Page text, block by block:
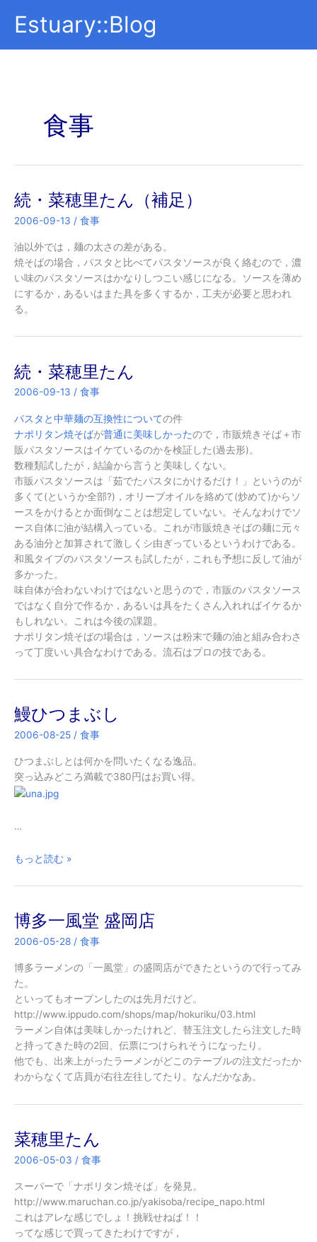
Estuary::Blog
食事
続・菜穂里たん（補足）
2006-09-13 / 食事
油以外では，麺の太さの差がある。
焼そばの場合，パスタと比べてパスタソースが良く絡むので，濃
い味のパスタソースはかなりしつこい感じになる。ソースを薄め
にするか，あるいはまた具を多くするか，工夫が必要と思われ
る。
続・菜穂里たん
2006-09-13 / 食事
パスタと中華麺の互換性についての件
ナポリタン焼そばが普通に美味しかったので，市販焼きそば＋市
販パスタソースはイケているのかを検証した(過去形)。
数種類試したが，結論から言うと美味しくない。
市販パスタソースは「茹でたパスタにかけるだけ！」というのが
多くて(というか全部?)，オリーブオイルを絡めて(炒めて)からソ
ースをかけるとか面倒なことは想定していない。そんなわけでソ
ース自体に油が結構入っている。これが市販焼きそばの麺に元々
ある油分と加算されて激しくシ由ぎっているというわけである。
和風タイプのパスタソースも試したが，これも予想に反して油が
多かった。
味自体が合わないわけではないと思うので，市販のパスタソース
ではなく自分で作るか，あるいは具をたくさん入れればイケるか
もしれない。これは今後の課題。
ナポリタン焼そばの場合は，ソースは粉末で麺の油と組み合わさ
って丁度いい具合なわけである。流石はプロの技である。
鰻ひつまぶし
2006-08-25 / 食事
ひつまぶしとは何かを問いたくなる逸品。
突っ込みどころ満載で380円はお買い得。
…
鰻
つ
ぶ
し
もっと読む »
博多一風堂 盛岡店
2006-05-28 / 食事
博多ラーメンの「一風堂」の盛岡店ができたというので行ってみ
た。
といってもオープンしたのは先月だけど。
http://www.ippudo.com/shops/map/hokuriku/03.html
ラーメン自体は美味しかったけれど、替玉注文したら注文した時
と持ってきた時の2回、伝票につけられそうになったり。
他でも、出来上がったラーメンがどこのテーブルの注文だったか
わからなくて店員が右往左往してたり。なんだかなあ。
菜穂里たん
2006-05-03 / 食事
スーパーで「ナポリタン焼そば」を発見。
http://www.maruchan.co.jp/yakisoba/recipe_napo.html
これはアレな感じでしょ！挑戦せねば！！
ってな感じで買ってきたわけですが，